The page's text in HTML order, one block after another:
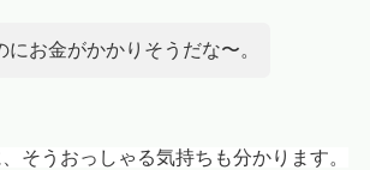
にお金がかかりそうだな〜。
そうおっしゃる気持ちも分かります。